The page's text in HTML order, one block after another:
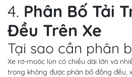
4. Phân Bố Tải
Đều Trên Xe
Tại sao cần phân
Xe rơ-moóc lùn có chiều dài lớn và
trọng không được phân bố đồng đều,